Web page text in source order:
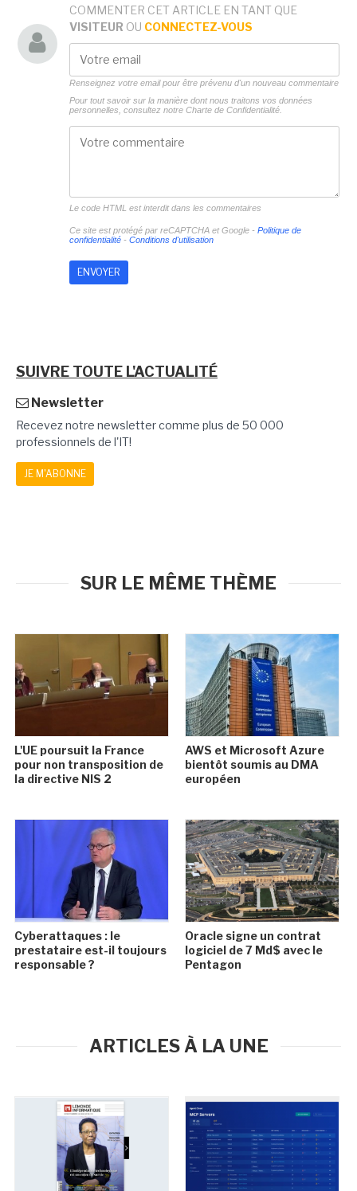
COMMENTER CET ARTICLE EN TANT QUE
VISITEUR OU CONNECTEZ-VOUS
Renseignez votre email pour être prévenu d'un nouveau commentaire
Pour tout savoir sur la manière dont nous traitons vos données
personnelles, consultez notre Charte de Confidentialité.
Le code HTML est interdit dans les commentaires
Ce site est protégé par reCAPTCHA et Google - Politique de
confidentialité- Conditions d'utilisation
SUIVRE TOUTE L'ACTUALITÉ
Newsletter
Recevez notre newsletter comme plus de 50 000
professionnels de l'IT!
JE M'ABONNE
SUR LE MÊME THÈME
L'UE poursuit la France
pour non transposition de
la directive NIS 2
AWS et Microsoft Azure
bientôt soumis au DMA
européen
Cyberattaques : le
prestataire est-il toujours
responsable ?
Oracle signe un contrat
logiciel de 7 Md$ avec le
Pentagon
ARTICLES À LA UNE